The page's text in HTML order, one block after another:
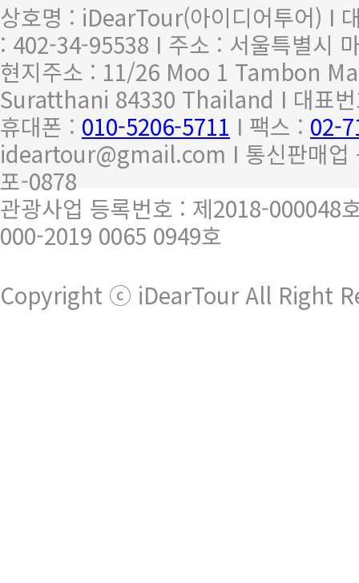
상호명 : iDearTour(아이디어투어) I
: 402-34-95538 I 주소 : 서울특별시
현지주소 : 11/26 Moo 1 Tambon
Suratthani 84330 Thailand I 대표
휴대폰 : 010-5206-5711 I 팩스 : 02-
ideartour@gmail.com I 통신판매업
포-0878
관광사업 등록번호 : 제2018-000048
000-2019 0065 0949호
Copyright ⓒ iDearTour All Right